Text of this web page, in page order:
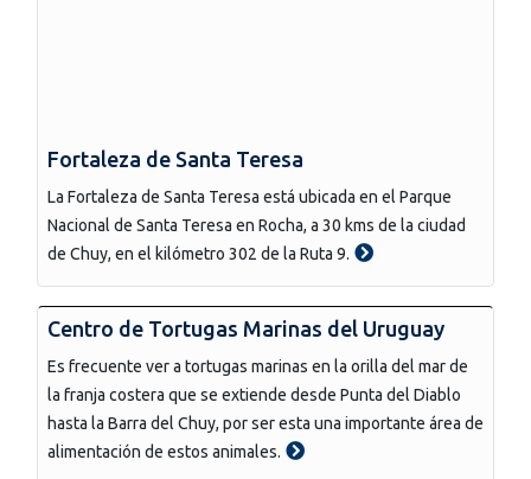
Fortaleza de Santa Teresa
La Fortaleza de Santa Teresa está ubicada en el Parque
Nacional de Santa Teresa en Rocha, a 30 kms de la ciudad
de Chuy, en el kilómetro 302 de la Ruta 9.
Centro de Tortugas Marinas del Uruguay
Es frecuente ver a tortugas marinas en la orilla del mar de
la franja costera que se extiende desde Punta del Diablo
hasta la Barra del Chuy, por ser esta una importante área de
alimentación de estos animales.